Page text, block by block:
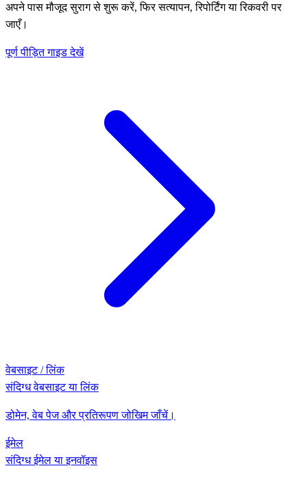
अपने पास मौजूद सुराग से शुरू करें, फिर सत्यापन, रिपोर्टिंग या रिकवरी पर
जाएँ।
पूर्ण पीड़ित गाइड देखें
वेबसाइट / लिंक
संदिग्ध वेबसाइट या लिंक
डोमेन, वेब पेज और प्रतिरूपण जोखिम जाँचें।
ईमेल
संदिग्ध ईमेल या इनवॉइस